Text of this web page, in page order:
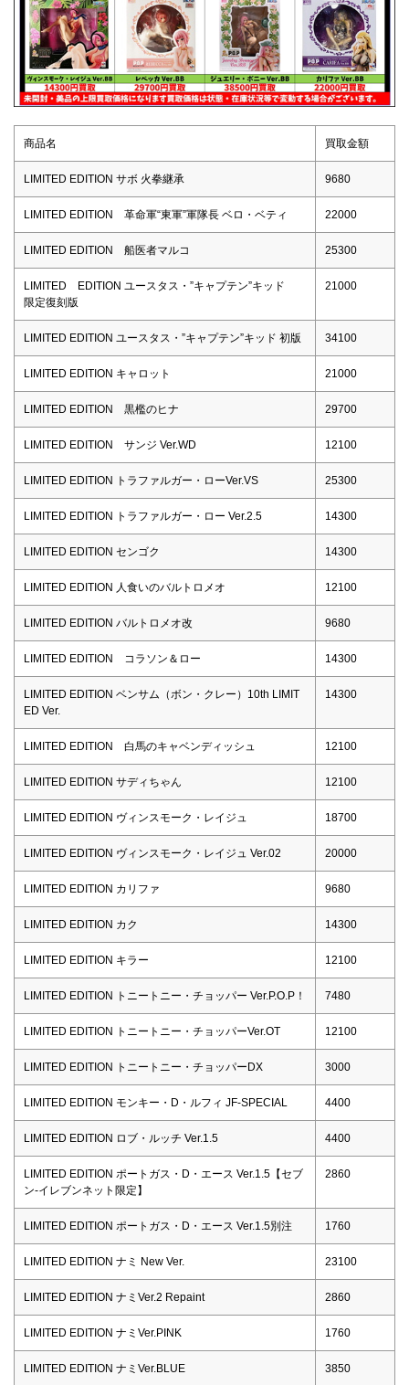
商品名 買取金額
LIMITED EDITION サボ 火拳継承 9680
LIMITED EDITION 革命軍“東軍”軍隊長 ベロ・ベティ 22000
LIMITED EDITION 船医者マルコ 25300
LIMITED EDITION ユースタス・”キャプテン”キッド
限定復刻版
21000
LIMITED EDITION ユースタス・”キャプテン”キッド 初版 34100
LIMITED EDITION キャロット 21000
LIMITED EDITION 黒檻のヒナ 29700
LIMITED EDITION サンジ Ver.WD 12100
LIMITED EDITION トラファルガー・ローVer.VS 25300
LIMITED EDITION トラファルガー・ロー Ver.2.5 14300
LIMITED EDITION センゴク 14300
LIMITED EDITION 人食いのバルトロメオ 12100
LIMITED EDITION バルトロメオ改 9680
LIMITED EDITION コラソン＆ロー 14300
LIMITED EDITION ベンサム（ボン・クレー）10th LIMIT
ED Ver.
14300
LIMITED EDITION 白馬のキャベンディッシュ 12100
LIMITED EDITION サディちゃん 12100
LIMITED EDITION ヴィンスモーク・レイジュ 18700
LIMITED EDITION ヴィンスモーク・レイジュ Ver.02 20000
LIMITED EDITION カリファ 9680
LIMITED EDITION カク 14300
LIMITED EDITION キラー 12100
LIMITED EDITION トニートニー・チョッパー Ver.P.O.P！ 7480
LIMITED EDITION トニートニー・チョッパーVer.OT 12100
LIMITED EDITION トニートニー・チョッパーDX 3000
LIMITED EDITION モンキー・D・ルフィ JF-SPECIAL 4400
LIMITED EDITION ロブ・ルッチ Ver.1.5 4400
LIMITED EDITION ポートガス・D・エース Ver.1.5【セブ
ン-イレブンネット限定】
2860
LIMITED EDITION ポートガス・D・エース Ver.1.5別注 1760
LIMITED EDITION ナミ New Ver. 23100
LIMITED EDITION ナミVer.2 Repaint 2860
LIMITED EDITION ナミVer.PINK 1760
LIMITED EDITION ナミVer.BLUE 3850